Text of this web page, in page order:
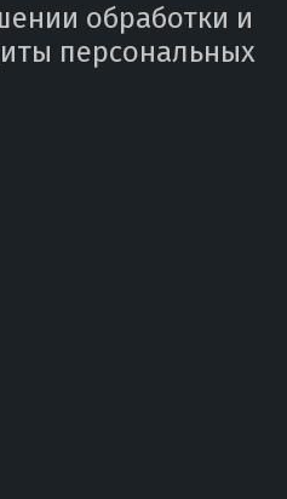
обработки и
персональных